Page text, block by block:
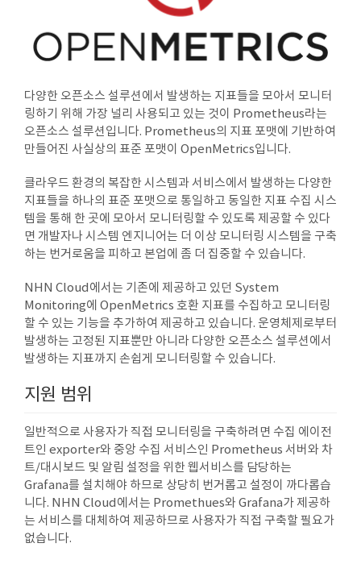
다양한 오픈소스 설루션에서 발생하는 지표들을 모아서 모니터
링하기 위해 가장 널리 사용되고 있는 것이 Prometheus라는
오픈소스 설루션입니다. Prometheus의 지표 포맷에 기반하여
만들어진 사실상의 표준 포맷이 OpenMetrics입니다.
클라우드 환경의 복잡한 시스템과 서비스에서 발생하는 다양한
지표들을 하나의 표준 포맷으로 통일하고 동일한 지표 수집 시스
템을 통해 한 곳에 모아서 모니터링할 수 있도록 제공할 수 있다
면 개발자나 시스템 엔지니어는 더 이상 모니터링 시스템을 구축
하는 번거로움을 피하고 본업에 좀 더 집중할 수 있습니다.
NHN Cloud에서는 기존에 제공하고 있던 System
Monitoring에 OpenMetrics 호환 지표를 수집하고 모니터링
할 수 있는 기능을 추가하여 제공하고 있습니다. 운영체제로부터
발생하는 고정된 지표뿐만 아니라 다양한 오픈소스 설루션에서
발생하는 지표까지 손쉽게 모니터링할 수 있습니다.
지원 범위
일반적으로 사용자가 직접 모니터링을 구축하려면 수집 에이전
트인 exporter와 중앙 수집 서비스인 Prometheus 서버와 차
트/대시보드 및 알림 설정을 위한 웹서비스를 담당하는
Grafana를 설치해야 하므로 상당히 번거롭고 설정이 까다롭습
니다. NHN Cloud에서는 Promethues와 Grafana가 제공하
는 서비스를 대체하여 제공하므로 사용자가 직접 구축할 필요가
없습니다.